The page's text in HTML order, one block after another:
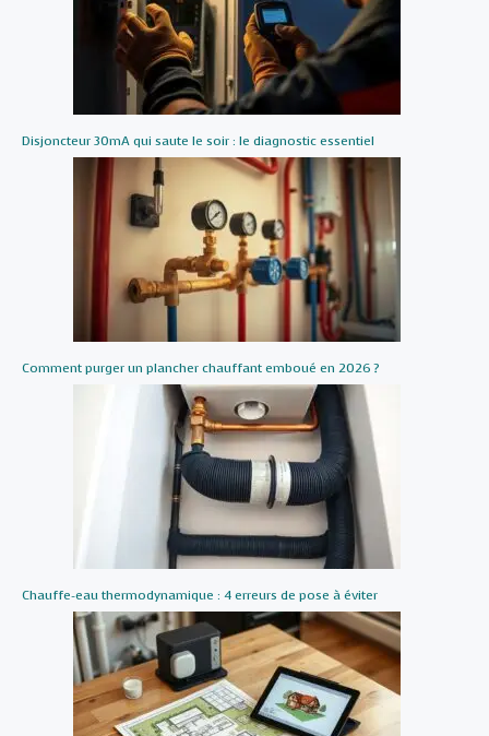
Disjoncteur 30mA qui saute le soir : le diagnostic essentiel
Comment purger un plancher chauffant emboué en 2026 ?
Chauffe-eau thermodynamique : 4 erreurs de pose à éviter